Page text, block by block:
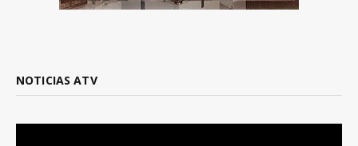
NOTICIAS ATV